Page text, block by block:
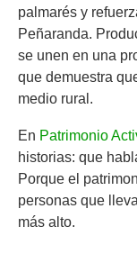
palmarés y
Peñaranda.
se unen en una
que demuestra
medio rural.
En Patrimonio
historias: que
Porque el
personas que
más alto.